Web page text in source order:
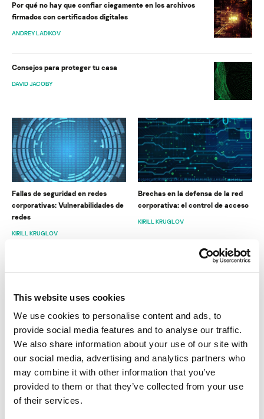
This website uses cookies
We use cookies to personalise content and ads, to
provide social media features and to analyse our traffic.
We also share information about your use of our site with
our social media, advertising and analytics partners who
may combine it with other information that you’ve
provided to them or that they’ve collected from your use
of their services.
Por qué no hay que confiar ciegamente en los archivos
firmados con certificados digitales
ANDREY LADIKOV
Consejos para proteger tu casa
DAVID JACOBY
Fallas de seguridad en redes
corporativas: Vulnerabilidades de
redes
KIRILL KRUGLOV
Brechas en la defensa de la red
corporativa: el control de acceso
KIRILL KRUGLOV
Las redes publicitarias: una
brecha en la seguridad de redes
corporativas
KIRILL KRUGLOV EVGENY KUSKOV
Brechas en la defensa de la red
corporativa: servicios “en la
nube”
KIRILL KRUGLOV EVGENY KUSKOV